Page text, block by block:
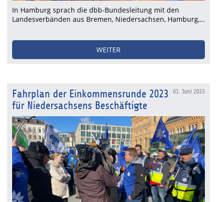
In Hamburg sprach die dbb-Bundesleitung mit den
Landesverbänden aus Bremen, Niedersachsen, Hamburg,…
WEITER
01. Juni 2023
Fahrplan der Einkommensrunde 2023
für Niedersachsens Beschäftigte